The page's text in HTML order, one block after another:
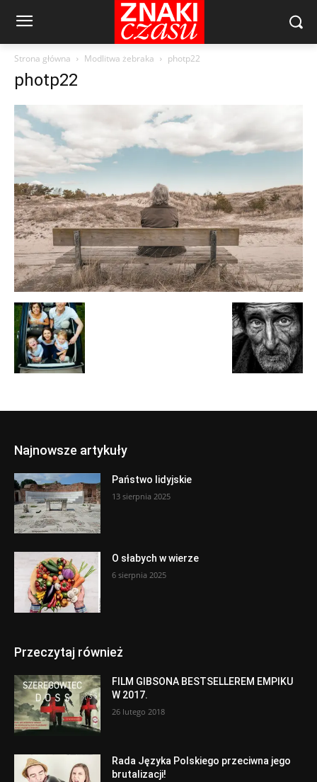
Strona główna Modlitwa żebraka photp22
photp22
Najnowsze artykuły
Państwo lidyjskie
13 sierpnia 2025
O słabych w wierze
6 sierpnia 2025
Przeczytaj również
FILM GIBSONA BESTSELLEREM EMPIKU
W 2017.
26 lutego 2018
Rada Języka Polskiego przeciwna jego
brutalizacji!